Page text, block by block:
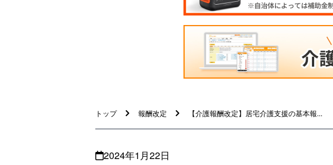
トップ 報酬改定 【介護報酬改定】居宅介護支援の基本報...
2024年1月22日